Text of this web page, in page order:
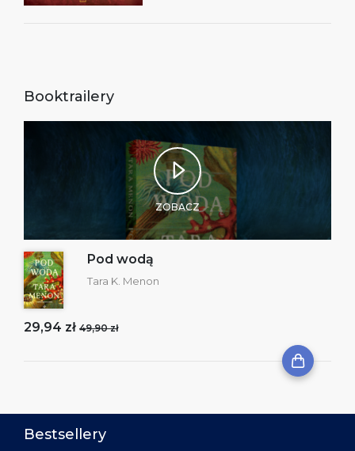
Booktrailery
ZOBACZ
Pod wodą
Tara K. Menon
29,94 zł 49,90 zł
Bestsellery